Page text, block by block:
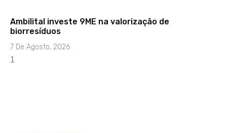
Ambilital investe 9ME na valorização de
biorresíduos
7 De Agosto, 2026